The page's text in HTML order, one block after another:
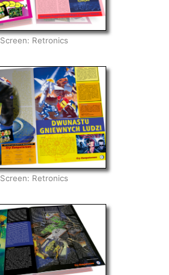
Screen: Retronics
Screen: Retronics